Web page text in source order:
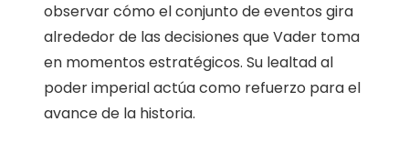
observar cómo el conjunto de eventos gira
alrededor de las decisiones que Vader toma
en momentos estratégicos. Su lealtad al
poder imperial actúa como refuerzo para el
avance de la historia.